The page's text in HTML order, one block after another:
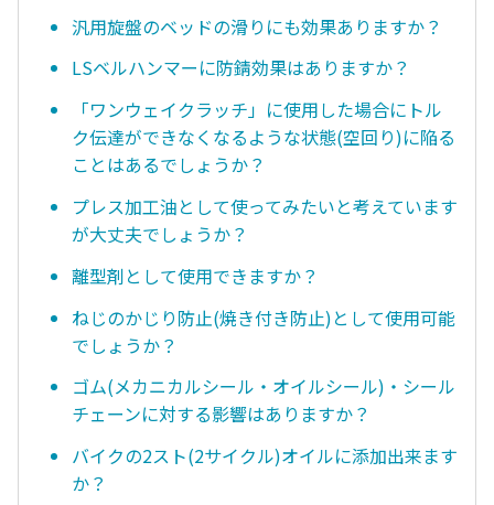
汎用旋盤のベッドの滑りにも効果ありますか？
LSベルハンマーに防錆効果はありますか？
「ワンウェイクラッチ」に使用した場合にトル
ク伝達ができなくなるような状態(空回り)に陥る
ことはあるでしょうか？
プレス加工油として使ってみたいと考えています
が大丈夫でしょうか？
離型剤として使用できますか？
ねじのかじり防止(焼き付き防止)として使用可能
でしょうか？
ゴム(メカニカルシール・オイルシール)・シール
チェーンに対する影響はありますか？
バイクの2スト(2サイクル)オイルに添加出来ます
か？